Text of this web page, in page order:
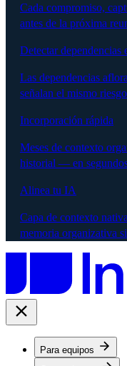
Cada compromiso,
antes de la próxima
Detectar dependencias
Las dependencias
señalan el mismo
Incorporación rápida
Meses de contexto
historial — en
Alinea tu IA
Capa de contexto
memoria organizativa
Para equipos